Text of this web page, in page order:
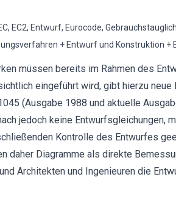
EC2, Entwurf, Eurocode,
+ Entwurf und Konstruktion +
müssen bereits im Rahmen des
eingeführt wird, gibt hierzu
(Ausgabe 1988 und aktuelle
jedoch keine Entwurfsgleichungen,
Kontrolle des Entwurfes
daher Diagramme als direkte
Architekten und Ingenieuren die